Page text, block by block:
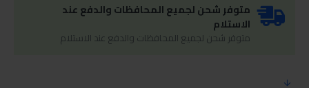
متوفر شحن لجميع المحافظات والدفع عند
الاستلام
متوفر شحن لجميع المحافظات والدفع عند الاستلام